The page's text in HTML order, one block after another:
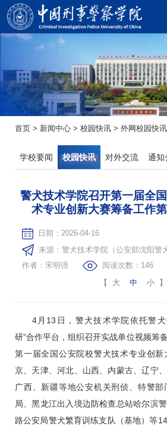
首页 > 新闻中心 > 校园快讯 > 外网校园快讯
学校要闻 校园快讯 对外交流 通知
警犬技术学院召开第一届全
术专业创新大赛筹备工作
日期：2026-04-16
来源：警犬技术学院（公安部沈阳警
作者：宋明强
阅读次数： 146
【
大 中 小 】
4月13日，警犬技术学院依托警
研”合作平台，组织召开实战单位视频筹
第一届全国公安院校警犬技术专业创
京、天津、河北、山西、内蒙古、辽宁
广西、新疆等地公安机关刑侦、特警
局、黑龙江出入境边防检查总站哈尔滨
路公安局警犬繁育训练支队（基地）等